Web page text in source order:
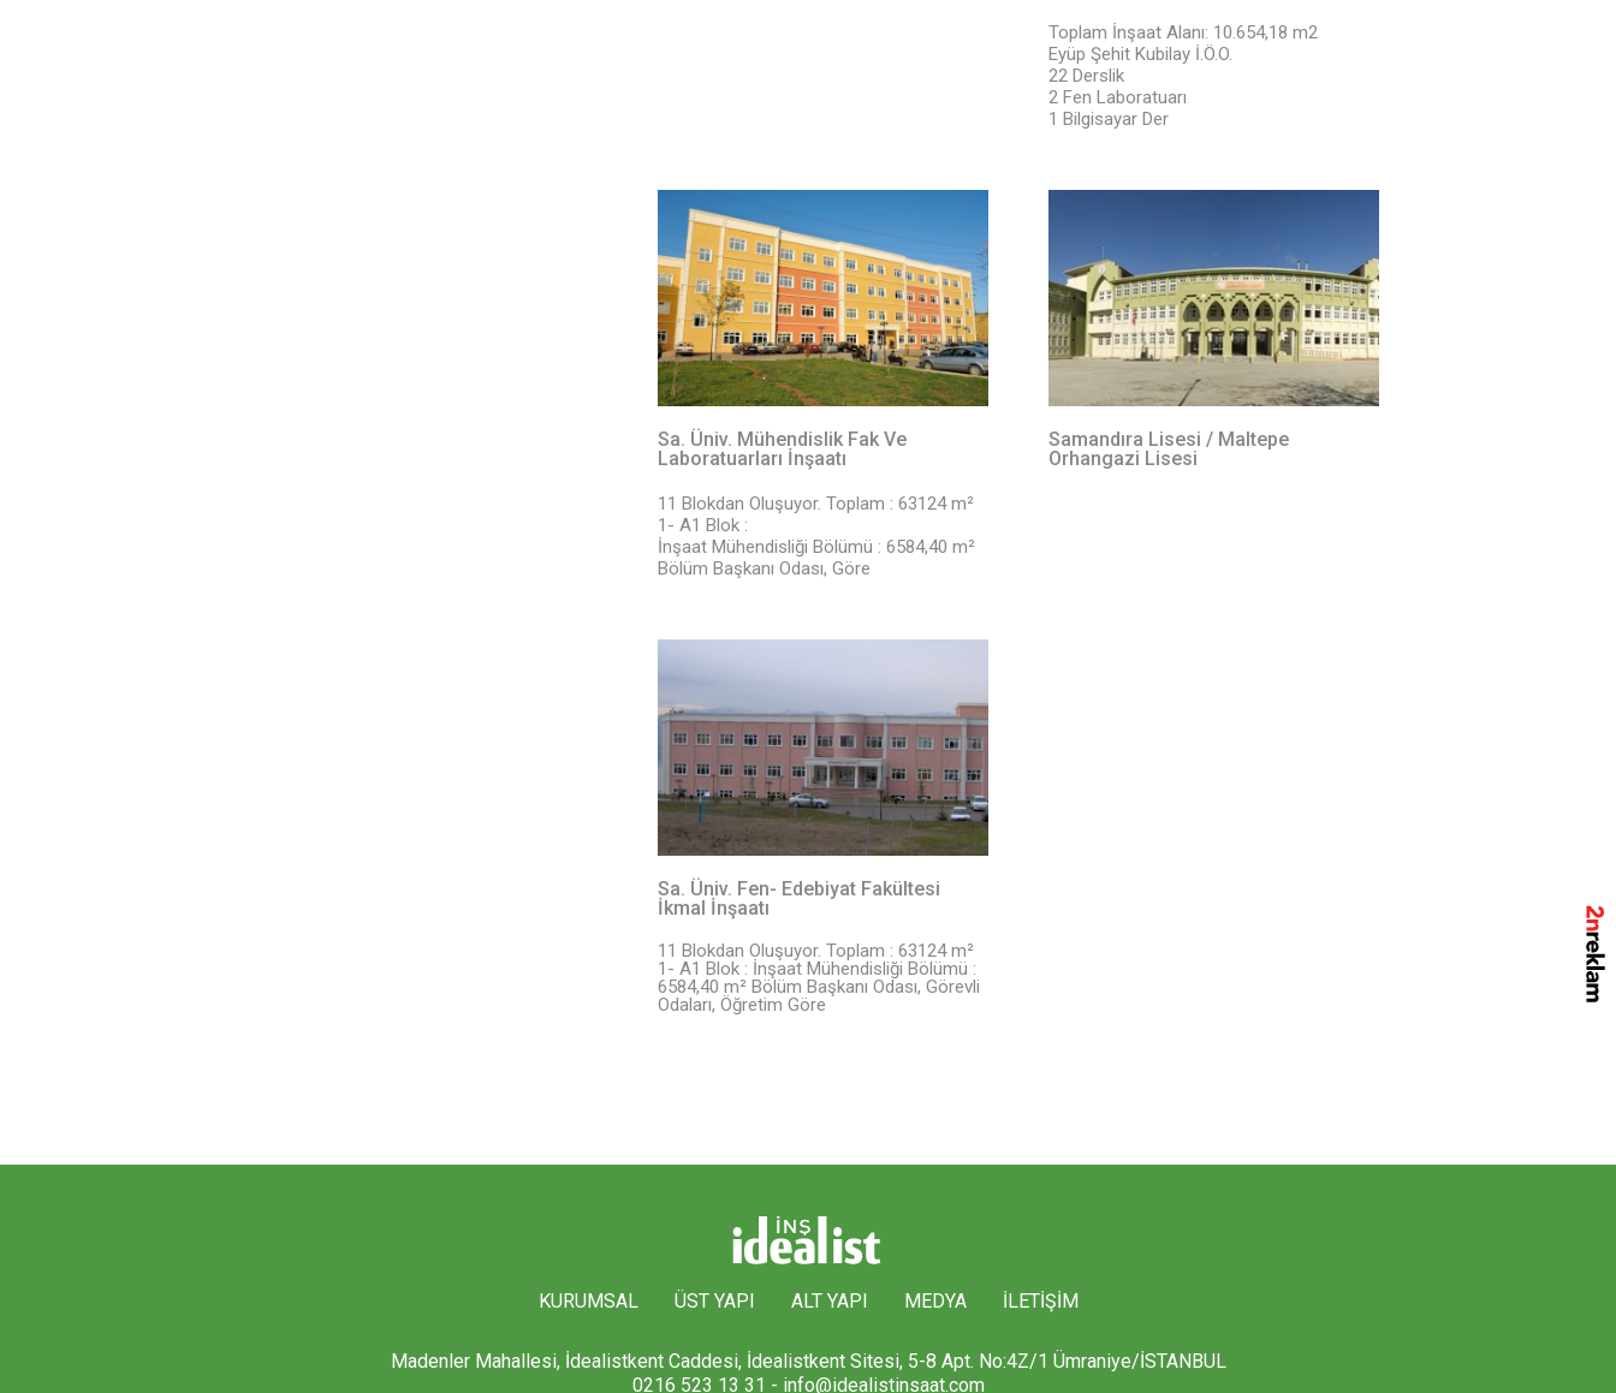
Toplam İnşaat Alanı: 10.654,18 m2
Eyüp Şehit Kubilay İ.Ö.O.
22 Derslik
2 Fen Laboratuarı
1 Bilgisayar Der
Sa. Üniv. Mühendislik Fak Ve
Laboratuarları İnşaatı
11 Blokdan Oluşuyor. Toplam : 63124 m²
1- A1 Blok :
İnşaat Mühendisliği Bölümü : 6584,40 m²
Bölüm Başkanı Odası, Göre
Samandıra Lisesi / Maltepe
Orhangazi Lisesi
Sa. Üniv. Fen- Edebiyat Fakültesi
İkmal İnşaatı
11 Blokdan Oluşuyor. Toplam : 63124 m²
1- A1 Blok : İnşaat Mühendisliği Bölümü :
6584,40 m² Bölüm Başkanı Odası, Görevli
Odaları, Öğretim Göre
KURUMSAL ÜST YAPI ALT YAPI MEDYA İLETİŞİM
Madenler Mahallesi, İdealistkent Caddesi, İdealistkent Sitesi, 5-8 Apt. No:4Z/1 Ümraniye/İSTANBUL
0216 523 13 31 - info@idealistinsaat.com